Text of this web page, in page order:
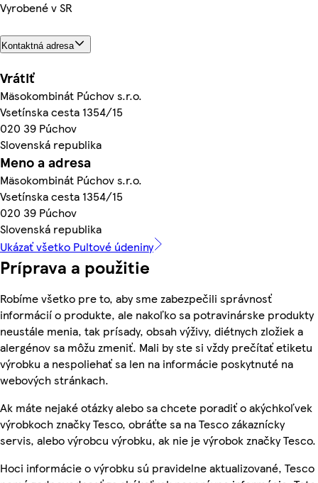
Vyrobené v SR
Kontaktná adresa
Vrátiť
Mäsokombinát Púchov s.r.o.
Vsetínska cesta 1354/15
020 39 Púchov
Slovenská republika
Meno a adresa
Mäsokombinát Púchov s.r.o.
Vsetínska cesta 1354/15
020 39 Púchov
Slovenská republika
Ukázať všetko Pultové údeniny
Príprava a použitie
Robíme všetko pre to, aby sme zabezpečili správnosť
informácií o produkte, ale nakoľko sa potravinárske produkty
neustále menia, tak prísady, obsah výživy, diétnych zložiek a
alergénov sa môžu zmeniť. Mali by ste si vždy prečítať etiketu
výrobku a nespoliehať sa len na informácie poskytnuté na
webových stránkach.
Ak máte nejaké otázky alebo sa chcete poradiť o akýchkoľvek
výrobkoch značky Tesco, obráťte sa na Tesco zákaznícky
servis, alebo výrobcu výrobku, ak nie je výrobok značky Tesco.
Hoci informácie o výrobku sú pravidelne aktualizované, Tesco